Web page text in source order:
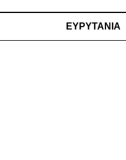
ΕΥΡΥΤΑΝΙΑ